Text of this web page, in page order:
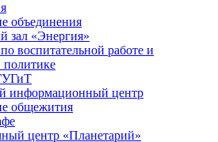
объединения
зал «Энергия»
воспитательной работе и
информационный центр
общежития
центр «Планетарий»